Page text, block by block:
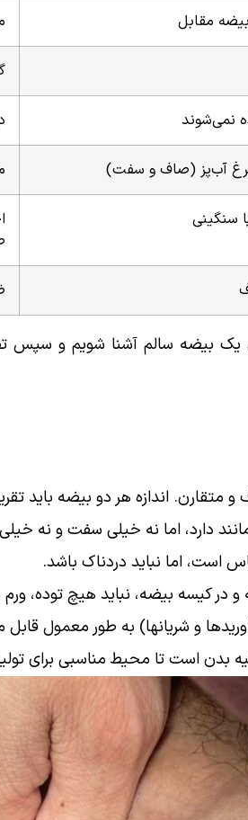
مقابل
نمی‌شوند
آب‌پز (صاف و سفت)
سنگینی
یک بیضه سالم آشنا شویم و سپس
اندازه هر دو بیضه باید
دارد، اما نه خیلی سفت و نه
اما نباید دردناک باشد.
و در کیسه بیضه، نباید هیچ توده،
و شریانها) به طور معمول
بدن است تا محیط مناسبی برای